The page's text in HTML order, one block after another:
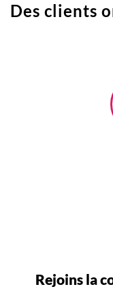
Des clients
Rejoins la